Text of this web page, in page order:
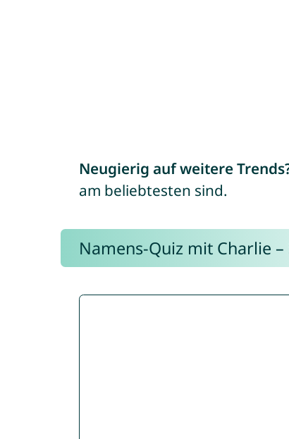
Neugierig auf weitere
am beliebtesten sind.
Namens-Quiz mit Charlie